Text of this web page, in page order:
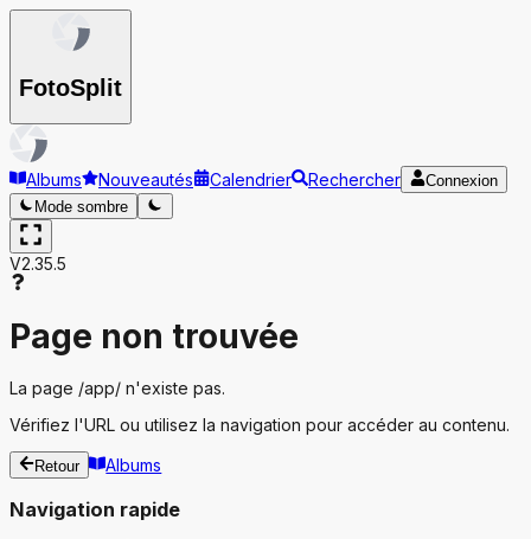
FotoSplit
Albums Nouveautés Calendrier Rechercher
Connexion
Mode sombre
V2.35.5
Page non trouvée
La page /app/ n'existe pas.
Vérifiez l'URL ou utilisez la navigation pour accéder au contenu.
Retour Albums
Navigation rapide